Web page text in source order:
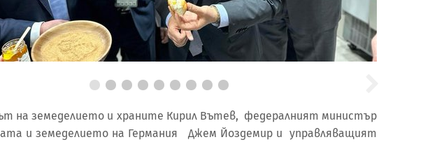
на земеделието и храните Кирил Вътев, федералният министър
и земеделието на Германия Джем Йоздемир и управляващият